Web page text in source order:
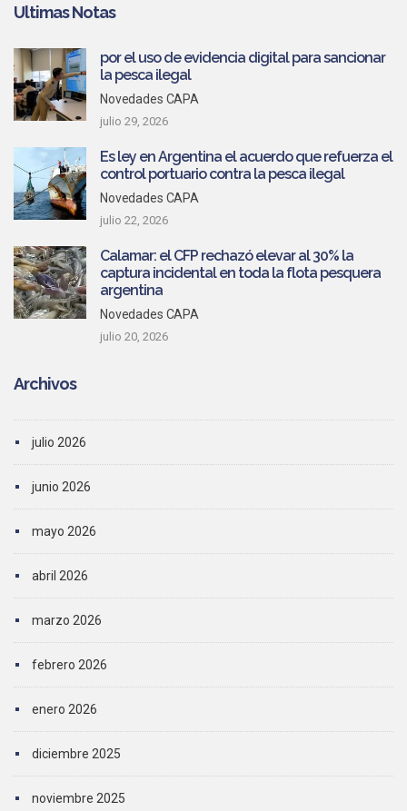
Ultimas Notas
por el uso de evidencia digital para sancionar
la pesca ilegal
Novedades CAPA
julio 29, 2026
Es ley en Argentina el acuerdo que refuerza el
control portuario contra la pesca ilegal
Novedades CAPA
julio 22, 2026
Calamar: el CFP rechazó elevar al 30% la
captura incidental en toda la flota pesquera
argentina
Novedades CAPA
julio 20, 2026
Archivos
julio 2026
junio 2026
mayo 2026
abril 2026
marzo 2026
febrero 2026
enero 2026
diciembre 2025
noviembre 2025